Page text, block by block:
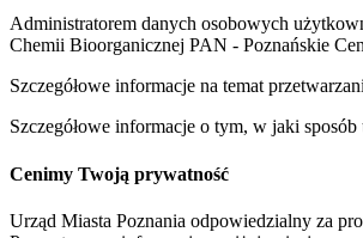
Administratorem danych osobowych
Chemii Bioorganicznej PAN - Poznańskie
Szczegółowe informacje na temat
Szczegółowe informacje o tym, w jaki
Cenimy Twoją prywatność
Urząd Miasta Poznania odpowiedzialny za